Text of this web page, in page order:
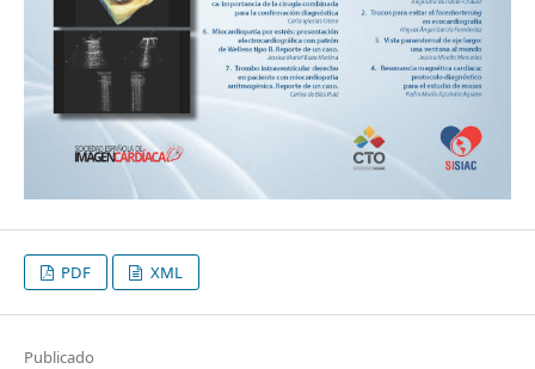
PDF XML
Publicado